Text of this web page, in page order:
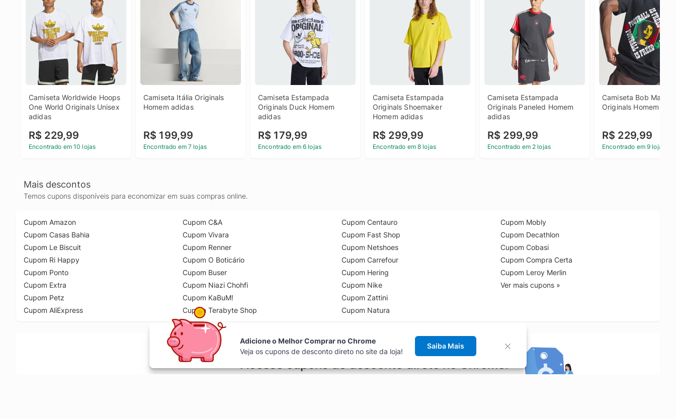
Camiseta Worldwide Hoops
One World Originals Unisex
adidas
R$ 229,99
Encontrado em 10 lojas
Camiseta Itália Originals
Homem adidas
R$ 199,99
Encontrado em 7 lojas
Camiseta Estampada
Originals Duck Homem
adidas
R$ 179,99
Encontrado em 6 lojas
Camiseta Estampada
Originals Shoemaker
Homem adidas
R$ 299,99
Encontrado em 8 lojas
Camiseta Estampada
Originals Paneled Homem
adidas
R$ 299,99
Encontrado em 2 lojas
Camiseta Bob Marley
Originals Homem
R$ 229,99
Encontrado em 9 lojas
Mais descontos
Temos cupons disponíveis para economizar em suas compras online.
Cupom Amazon
Cupom Casas Bahia
Cupom Le Biscuit
Cupom Ri Happy
Cupom Ponto
Cupom Extra
Cupom Petz
Cupom AliExpress
Cupom C&A
Cupom Vivara
Cupom Renner
Cupom O Boticário
Cupom Buser
Cupom Niazi Chohfi
Cupom KaBuM!
Cupom Terabyte Shop
Cupom Centauro
Cupom Fast Shop
Cupom Netshoes
Cupom Carrefour
Cupom Hering
Cupom Nike
Cupom Zattini
Cupom Natura
Cupom Mobly
Cupom Decathlon
Cupom Cobasi
Cupom Compra Certa
Cupom Leroy Merlin
Ver mais cupons »
Acesse cupons de desconto direto no Chrome!
Adicione o Melhor Comprar no Chrome
Veja os cupons de desconto direto no site da loja!
Saiba Mais